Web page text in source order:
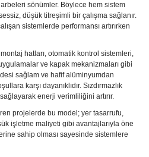
sönümler. Böylece hem sistem
düşük titreşimli bir çalışma sağlanır.
sistemlerde performansı artırırken
hatları, otomatik kontrol sistemleri,
ve kapak mekanizmaları gibi
sağlam ve hafif alüminyumdan
karşı dayanıklıdır. Sızdırmazlık
enerji verimliliğini artırır.
projelerde bu model; yer tasarrufu,
işletme maliyeti gibi avantajlarıyla öne
sahip olması sayesinde sistemlere